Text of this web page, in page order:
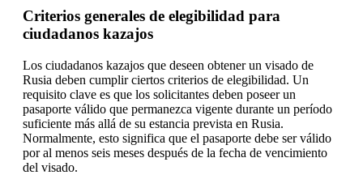
Criterios generales de elegibilidad para
ciudadanos kazajos
Los ciudadanos kazajos que deseen obtener un visado de
Rusia deben cumplir ciertos criterios de elegibilidad. Un
requisito clave es que los solicitantes deben poseer un
pasaporte válido que permanezca vigente durante un período
suficiente más allá de su estancia prevista en Rusia.
Normalmente, esto significa que el pasaporte debe ser válido
por al menos seis meses después de la fecha de vencimiento
del visado.